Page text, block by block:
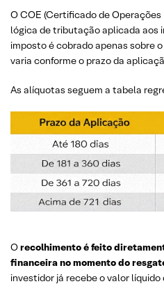
O COE (Certificado de
lógica de tributação aplicada aos
imposto é cobrado apenas sobre
varia conforme o prazo da
As alíquotas seguem a tabela
Orecolhimento é feito
financeira no momento do
investidor já recebe o valor líquido